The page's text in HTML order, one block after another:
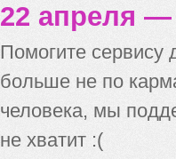
22 апреля
Помогите
больше не по
человека, мы
не хватит :(